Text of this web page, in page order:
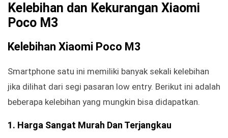
Kelebihan dan Kekurangan Xiaomi
Poco M3
Kelebihan Xiaomi Poco M3
Smartphone satu ini memiliki banyak sekali kelebihan
jika dilihat dari segi pasaran low entry. Berikut ini adalah
beberapa kelebihan yang mungkin bisa didapatkan.
1. Harga Sangat Murah Dan Terjangkau